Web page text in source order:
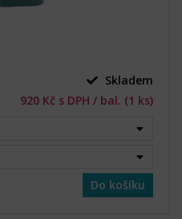
Skladem
920 Kč s DPH / bal. (1 ks)
Do košíku